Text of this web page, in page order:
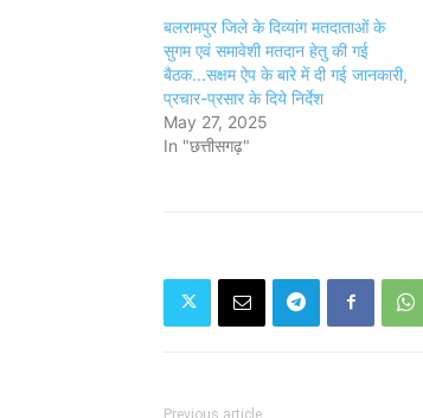
बलरामपुर जिले के दिव्यांग मतदाताओं के
सुगम एवं समावेशी मतदान हेतु की गई
बैठक...सक्षम ऐप के बारे में दी गई जानकारी,
प्रचार-प्रसार के दिये निर्देश
May 27, 2025
In "छत्तीसगढ़"
Previous article